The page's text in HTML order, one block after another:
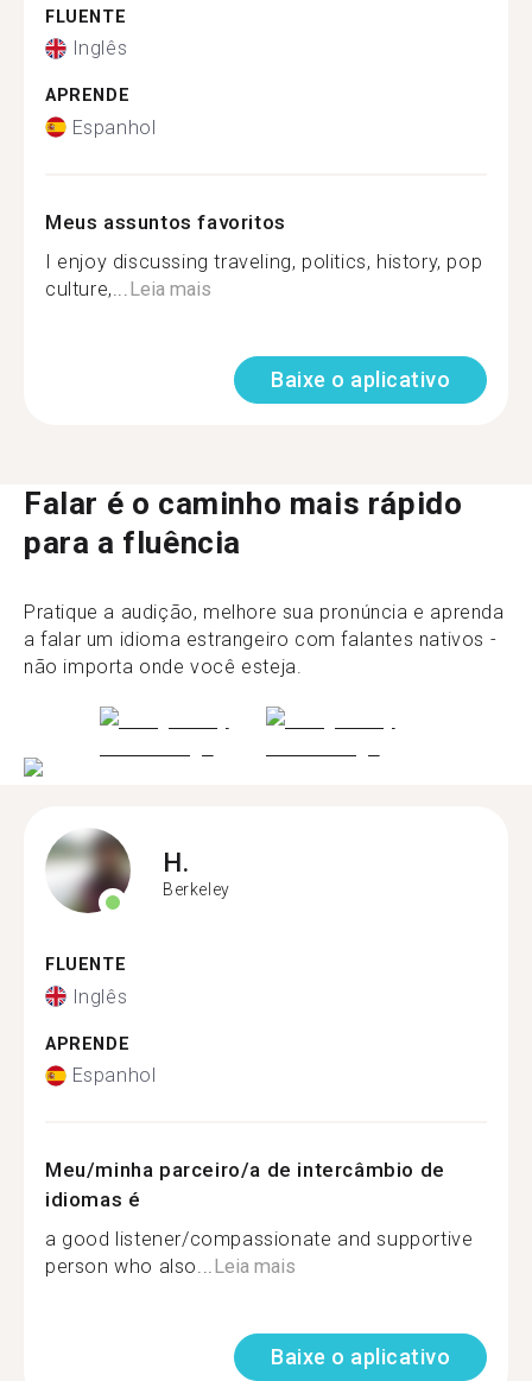
FLUENTE
Inglês
APRENDE
Espanhol
Meus assuntos favoritos
I enjoy discussing traveling, politics, history, pop
culture,... Leia mais
Baixe o aplicativo
Falar é o caminho mais rápido
para a fluência
Pratique a audição, melhore sua pronúncia e aprenda
a falar um idioma estrangeiro com falantes nativos -
não importa onde você esteja.
H.
Berkeley
FLUENTE
Inglês
APRENDE
Espanhol
Meu/minha parceiro/a de intercâmbio de
idiomas é
a good listener/compassionate and supportive
person who also...Leia mais
Baixe o aplicativo